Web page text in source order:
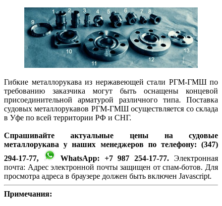
Гибкие металлорукава из нержавеющей стали РГМ-ГМШ по
требованию заказчика могут быть оснащены концевой
присоединительной арматурой различного типа. Поставка
судовых металлорукавов РГМ-ГМШ осуществляется со склада
в Уфе по всей территории РФ и СНГ.
Спрашивайте актуальные цены на судовые
металлорукава у наших менеджеров по телефону: (347)
294-17-77,
WhatsApp: +7 987 254-17-77. Электронная
почта: Адрес электронной почты защищен от спам-ботов. Для
просмотра адреса в браузере должен быть включен Javascript.
Примечания: